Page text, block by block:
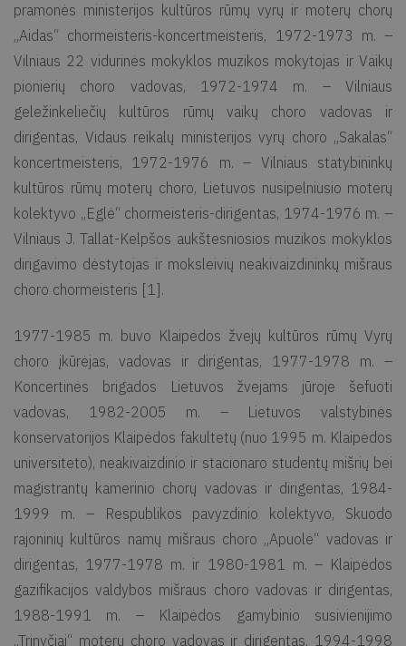
pramonės ministerijos kultūros rūmų vyrų ir moterų chorų
„Aidas“ chormeisteris-koncertmeisteris, 1972-1973 m. –
Vilniaus 22 vidurinės mokyklos muzikos mokytojas ir Vaikų
pionierių choro vadovas, 1972-1974 m. – Vilniaus
geležinkeliečių kultūros rūmų vaikų choro vadovas ir
dirigentas, Vidaus reikalų ministerijos vyrų choro „Sakalas“
koncertmeisteris, 1972-1976 m. – Vilniaus statybininkų
kultūros rūmų moterų choro, Lietuvos nusipelniusio moterų
kolektyvo „Eglė“ chormeisteris-dirigentas, 1974-1976 m. –
Vilniaus J. Tallat-Kelpšos aukštesniosios muzikos mokyklos
dirigavimo dėstytojas ir moksleivių neakivaizdininkų mišraus
choro chormeisteris [1].
1977-1985 m. buvo Klaipėdos žvejų kultūros rūmų Vyrų
choro įkūrėjas, vadovas ir dirigentas, 1977-1978 m. –
Koncertinės brigados Lietuvos žvejams jūroje šefuoti
vadovas, 1982-2005 m. – Lietuvos valstybinės
konservatorijos Klaipėdos fakultetų (nuo 1995 m. Klaipėdos
universiteto), neakivaizdinio ir stacionaro studentų mišrių bei
magistrantų kamerinio chorų vadovas ir dirigentas, 1984-
1999 m. – Respublikos pavyzdinio kolektyvo, Skuodo
rajoninių kultūros namų mišraus choro „Apuolė“ vadovas ir
dirigentas, 1977-1978 m. ir 1980-1981 m. – Klaipėdos
gazifikacijos valdybos mišraus choro vadovas ir dirigentas,
1988-1991 m. – Klaipėdos gamybinio susivienijimo
„Trinyčiai“ moterų choro vadovas ir dirigentas, 1994-1998